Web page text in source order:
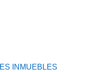
INMUEBLES